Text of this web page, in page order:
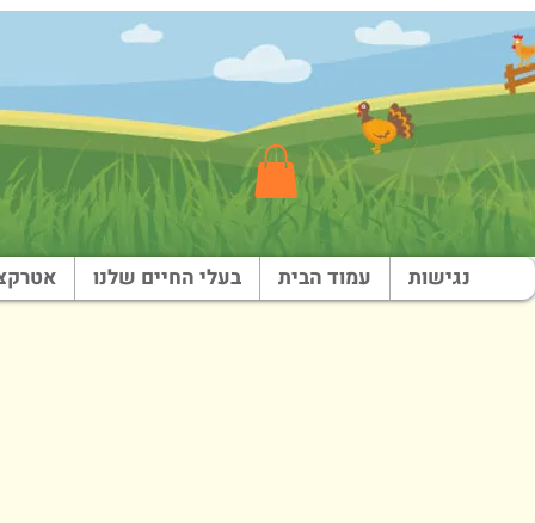
נגישות עמוד הבית בעלי החיים שלנו